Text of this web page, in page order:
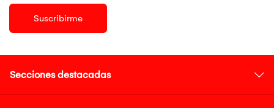
Suscribirme
Secciones destacadas